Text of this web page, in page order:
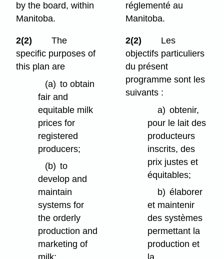
by the board, within
Manitoba.
réglementé au
Manitoba.
2(2)
The
specific purposes of
this plan are
(a) to obtain
fair and
equitable milk
prices for
registered
producers;
(b) to
develop and
maintain
systems for
the orderly
production and
marketing of
2(2)
Les
objectifs particuliers
du présent
programme sont les
suivants :
a) obtenir,
pour le lait des
producteurs
inscrits, des
prix justes et
équitables;
b) élaborer
et maintenir
des systèmes
permettant la
production et